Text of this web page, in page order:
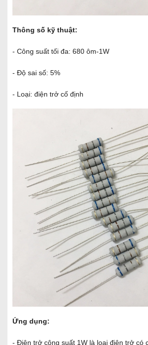
Thông số kỹ thuật:
- Công suất tối đa: 680 ôm-1W
- Độ sai số: 5%
- Loại: điện trở cố định
Ứng dụng:
- Điện trở công suất 1W là loại điện trở có